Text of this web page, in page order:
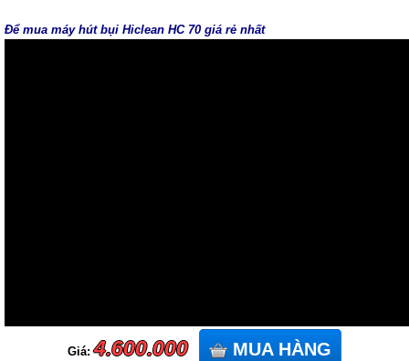
Để mua máy hút bụi Hiclean HC 70 giá rẻ nhất
Giá:4.600.000 MUA HÀNG